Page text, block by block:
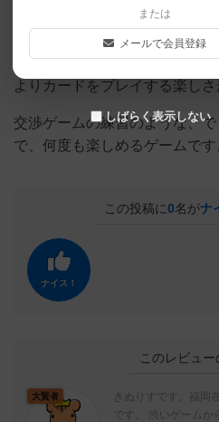
イヤーとの交渉により、カー
置には手札の右側から出す必
ない場合、破棄することに。
よりカードをプレイする楽しさ
交渉ゲームの練習のような、
で、何度も楽しめるゲームです
この投稿に0名がナ
ナイス！
このレビュ
大賢者
きぬりすです。福岡
です。 渋いゲームか
または
メールで会員登録
しばらく表示しない